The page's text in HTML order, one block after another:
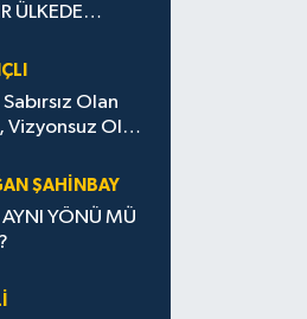
ÜLKEDE
Olan
Vizyonsuz Olan
ŞAHINBAY
YÖNÜ MÜ